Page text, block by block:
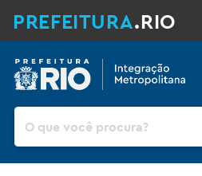
PREFEITURA.RIO